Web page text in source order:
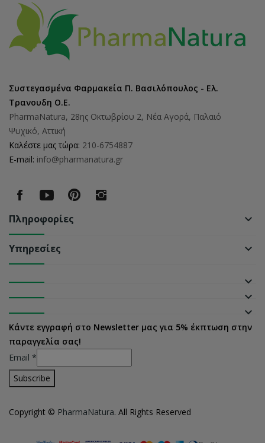
Συστεγασμένα Φαρμακεία Π. Βασιλόπουλος - Ελ.
Τρανουδη Ο.Ε.
PharmaNatura, 28ης Οκτωβρίου 2, Νέα Αγορά, Παλαιό
Ψυχικό, Αττική
Καλέστε μας τώρα: 210-6754887
E-mail: info@pharmanatura.gr
Πληροφορίες keyboard_arrow_down
Υπηρεσίες keyboard_arrow_down
keyboard_arrow_down
keyboard_arrow_down
keyboard_arrow_down
Κάντε εγγραφή στο Newsletter μας για 5% έκπτωση στην
παραγγελία σας!
Email *
Copyright © PharmaNatura. All Rights Reserved